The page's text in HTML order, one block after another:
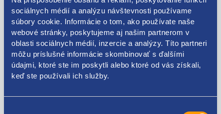
sociálnych médií a analýzu návštevnosti používame
súbory cookie. Informácie o tom, ako používate naše
webové stránky, poskytujeme aj našim partnerom v
oblasti sociálnych médií, inzercie a analýzy. Títo partneri
môžu príslušné informácie skombinovať s ďalšími
údajmi, ktoré ste im poskytli alebo ktoré od vás získali,
keď ste používali ich služby.
originálne číslo Renault
8200082347
Kódy produktov
8200082347